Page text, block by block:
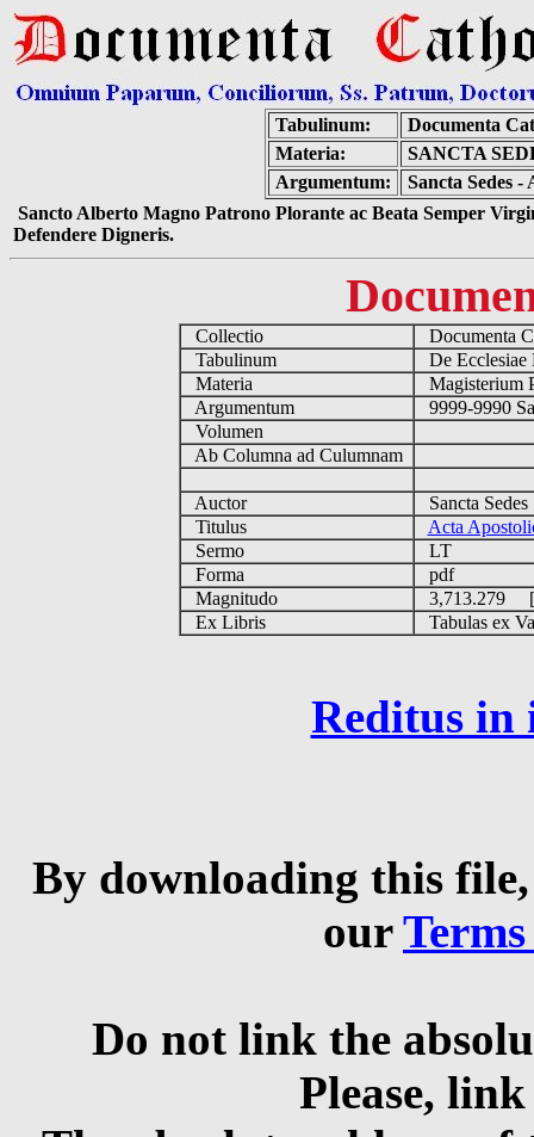
Tabulinum:
Documenta
Materia:
SANCTA
Argumentum:
Sancta Sedes -
Sancto Alberto Magno Patrono Plorante ac Beata Semper
Defendere Digneris.
Collectio
Documenta
Tabulinum
De
Materia
Magisterium
Argumentum
9999-9990
Volumen
Ab Columna ad Culumnam
Auctor
Sancta
Titulus
Acta
Sermo
LT
Forma
pdf
Magnitudo
3,713.279
Ex Libris
Tabulas ex
Reditus in
By downloading this
our
Do not link the
Please,